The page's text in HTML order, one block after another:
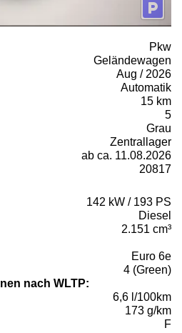
Pkw
Geländewagen
Aug / 2026
Automatik
15 km
5
Grau
Zentrallager
ab ca. 11.08.2026
20817
142 kW / 193 PS
Diesel
2.151 cm³
Euro 6e
4 (Green)
nach WLTP:
6,6 l/100km
173 g/km
F